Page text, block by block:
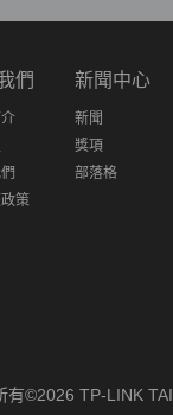
們
策
新聞中心
新聞
獎項
部落格
有©2026 TP-LINK